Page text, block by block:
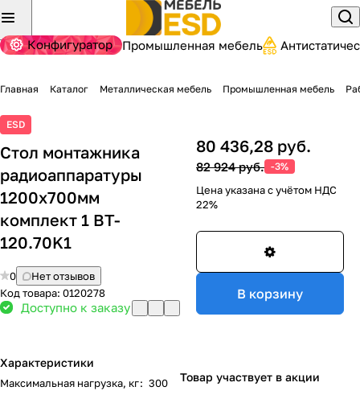
Конфигуратор Промышленная мебель
Главная Каталог Металлическая мебель Промышленная мебель
ESD
Стол монтажника
радиоаппаратуры
1200x700мм
комплект 1 BT-
120.70K1
0
Нет отзывов
Код товара: 0120278
Доступно к заказу
Характеристики
Максимальная нагрузка, кг: 300
80 436,28 руб.
82 924 руб. -3%
Цена указана с учётом НДС
22%
В корзину
Товар участвует в акции